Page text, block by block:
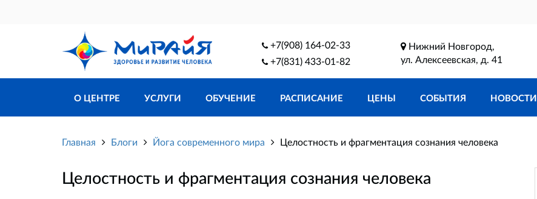
+7(908) 164-02-33
+7(831) 433-01-82
Нижний Новгород,
ул. Алексеевская, д. 41
О ЦЕНТРЕ УСЛУГИ ОБУЧЕНИЕ РАСПИСАНИЕ ЦЕНЫ СОБЫТИЯ НОВОСТИ
Главная Блоги Йога современного мира Целостность и фрагментация сознания человека
Целостность и фрагментация сознания человека